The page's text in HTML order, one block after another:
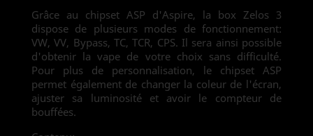
Grâce au chipset ASP d'Aspire, la box Zelos 3
dispose de plusieurs modes de fonctionnement:
VW, VV, Bypass, TC, TCR, CPS. Il sera ainsi possible
d'obtenir la vape de votre choix sans difficulté.
Pour plus de personnalisation, le chipset ASP
permet également de changer la coleur de l'écran,
ajuster sa luminosité et avoir le compteur de
bouffées.